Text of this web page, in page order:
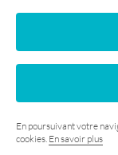
En poursuivant votre
cookies. En savoir plus